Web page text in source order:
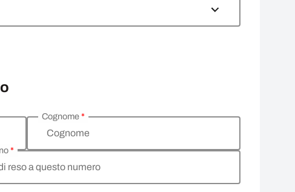
Cognome
Cognome*
reso a questo numero
*